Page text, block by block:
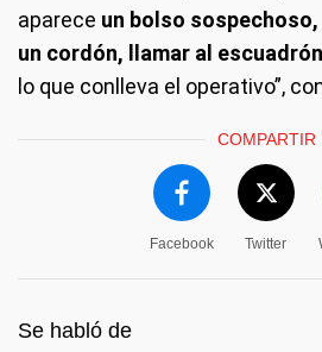
aparece un bolso
un cordón, llamar al
lo que conlleva el operativo”,
COMPARTIR
Facebook Twitter
Se habló de